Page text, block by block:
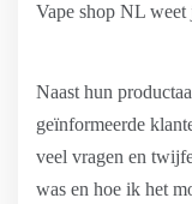
Vape shop NL
Naast hun
geïnformeerde
veel vragen en
was en hoe ik het